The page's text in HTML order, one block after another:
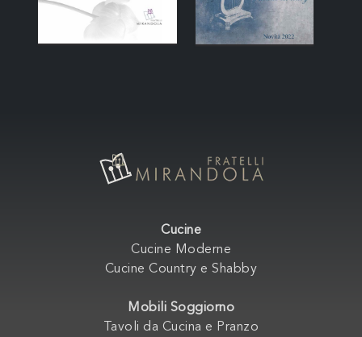
Cucine
Cucine Moderne
Cucine Country e Shabby
Mobili Soggiorno
Tavoli da Cucina e Pranzo